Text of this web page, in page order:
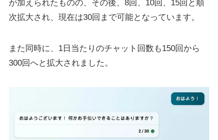
が加えられたものの、その後、8回、10回、15回と順
次拡大され、現在は30回まで可能となっています。
また同時に、1日当たりのチャット回数も150回から
300回へと拡大されました。